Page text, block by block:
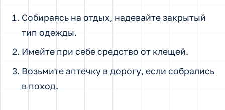
Собираясь на отдых, надевайте закрытый
тип одежды.
Имейте при себе средство от клещей.
Возьмите аптечку в дорогу, если собрались
в поход.